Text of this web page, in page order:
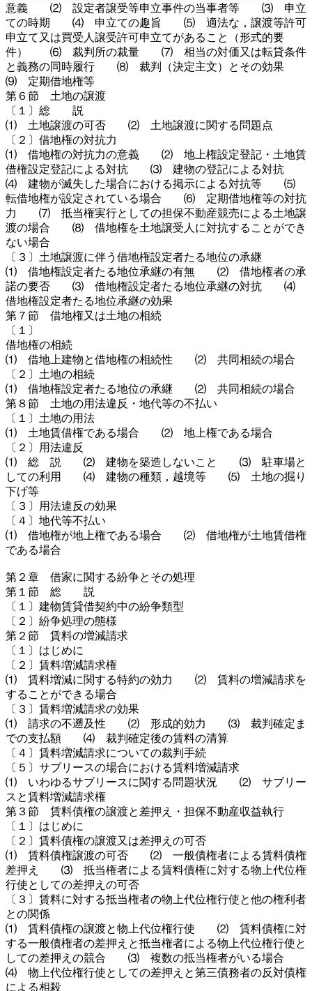
意義 ⑵ 設定者譲受等申立事件の当事者等 ⑶ 申立
ての時期 ⑷ 申立ての趣旨 ⑸ 適法な，譲渡等許可
申立て又は買受人譲受許可申立てがあること（形式的要
件） ⑹ 裁判所の裁量 ⑺ 相当の対価又は転貸条件
と義務の同時履行 ⑻ 裁判（決定主文）とその効果
⑼ 定期借地権等
第６節 土地の譲渡
〔１〕総 説
⑴ 土地譲渡の可否 ⑵ 土地譲渡に関する問題点
〔２〕借地権の対抗力
⑴ 借地権の対抗力の意義 ⑵ 地上権設定登記・土地賃
借権設定登記による対抗 ⑶ 建物の登記による対抗
⑷ 建物が滅失した場合における掲示による対抗等 ⑸
転借地権が設定されている場合 ⑹ 定期借地権等の対抗
力 ⑺ 抵当権実行としての担保不動産競売による土地譲
渡の場合 ⑻ 借地権を土地譲受人に対抗することができ
ない場合
〔３〕土地譲渡に伴う借地権設定者たる地位の承継
⑴ 借地権設定者たる地位承継の有無 ⑵ 借地権者の承
諾の要否 ⑶ 借地権設定者たる地位承継の対抗 ⑷
借地権設定者たる地位承継の効果
第７節 借地権又は土地の相続
〔１〕
借地権の相続
⑴ 借地上建物と借地権の相続性 ⑵ 共同相続の場合
〔２〕土地の相続
⑴ 借地権設定者たる地位の承継 ⑵ 共同相続の場合
第８節 土地の用法違反・地代等の不払い
〔１〕土地の用法
⑴ 土地賃借権である場合 ⑵ 地上権である場合
〔２〕用法違反
⑴ 総 説 ⑵ 建物を築造しないこと ⑶ 駐車場と
しての利用 ⑷ 建物の種類，越境等 ⑸ 土地の掘り
下げ等
〔３〕用法違反の効果
〔４〕地代等不払い
⑴ 借地権が地上権である場合 ⑵ 借地権が土地賃借権
である場合
第２章 借家に関する紛争とその処理
第１節 総 説
〔１〕建物賃貸借契約中の紛争類型
〔２〕紛争処理の態様
第２節 賃料の増減請求
〔１〕はじめに
〔２〕賃料増減請求権
⑴ 賃料増減に関する特約の効力 ⑵ 賃料の増減請求を
することができる場合
〔３〕賃料増減請求の効果
⑴ 請求の不遡及性 ⑵ 形成的効力 ⑶ 裁判確定ま
での支払額 ⑷ 裁判確定後の賃料の清算
〔４〕賃料増減請求についての裁判手続
〔５〕サブリースの場合における賃料増減請求
⑴ いわゆるサブリースに関する問題状況 ⑵ サブリー
スと賃料増減請求権
第３節 賃料債権の譲渡と差押え・担保不動産収益執行
〔１〕はじめに
〔２〕賃料債権の譲渡又は差押えの可否
⑴ 賃料債権譲渡の可否 ⑵ 一般債権者による賃料債権
差押え ⑶ 抵当権者による賃料債権に対する物上代位権
行使としての差押えの可否
〔３〕賃料に対する抵当権者の物上代位権行使と他の権利者
との関係
⑴ 賃料債権の譲渡と物上代位権行使 ⑵ 賃料債権に対
する一般債権者の差押えと抵当権者による物上代位権行使と
しての差押えの競合 ⑶ 複数の抵当権者がいる場合
⑷ 物上代位権行使としての差押えと第三債務者の反対債権
による相殺